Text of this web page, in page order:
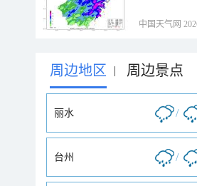
中国天气网
周边地区 | 周边景点
丽水 /
台州 /